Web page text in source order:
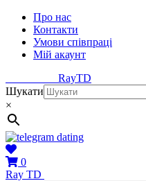
Про нас
Контакти
Умови співпраці
Мій акаунт
RayTD
Шукати
×
0
Ray TD